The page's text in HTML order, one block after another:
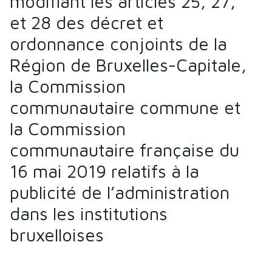
et 28 des décret et
ordonnance conjoints de la
Région de Bruxelles-Capitale,
la Commission
communautaire commune et
la Commission
communautaire française du
16 mai 2019 relatifs à la
publicité de l’administration
dans les institutions
bruxelloises